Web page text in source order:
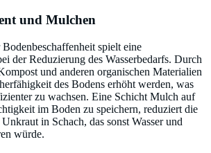
und Mulchen
spielt eine
der Reduzierung des Wasserbedarfs. Durch
und anderen organischen Materialien
des Bodens erhöht werden, was
zu wachsen. Eine Schicht Mulch auf
im Boden zu speichern, reduziert die
in Schach, das sonst Wasser und
würde.